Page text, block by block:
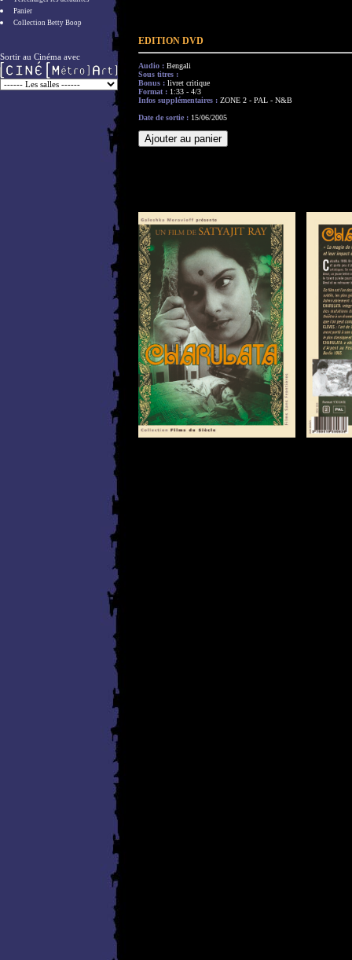
Panier
Collection Betty Boop
Sortir au Cinéma avec
EDITION DVD
Audio : Bengali
Sous titres :
Bonus : livret critique
Format : 1:33 - 4/3
Infos supplémentaires : ZONE 2 - PAL - N&B
Date de sortie : 15/06/2005